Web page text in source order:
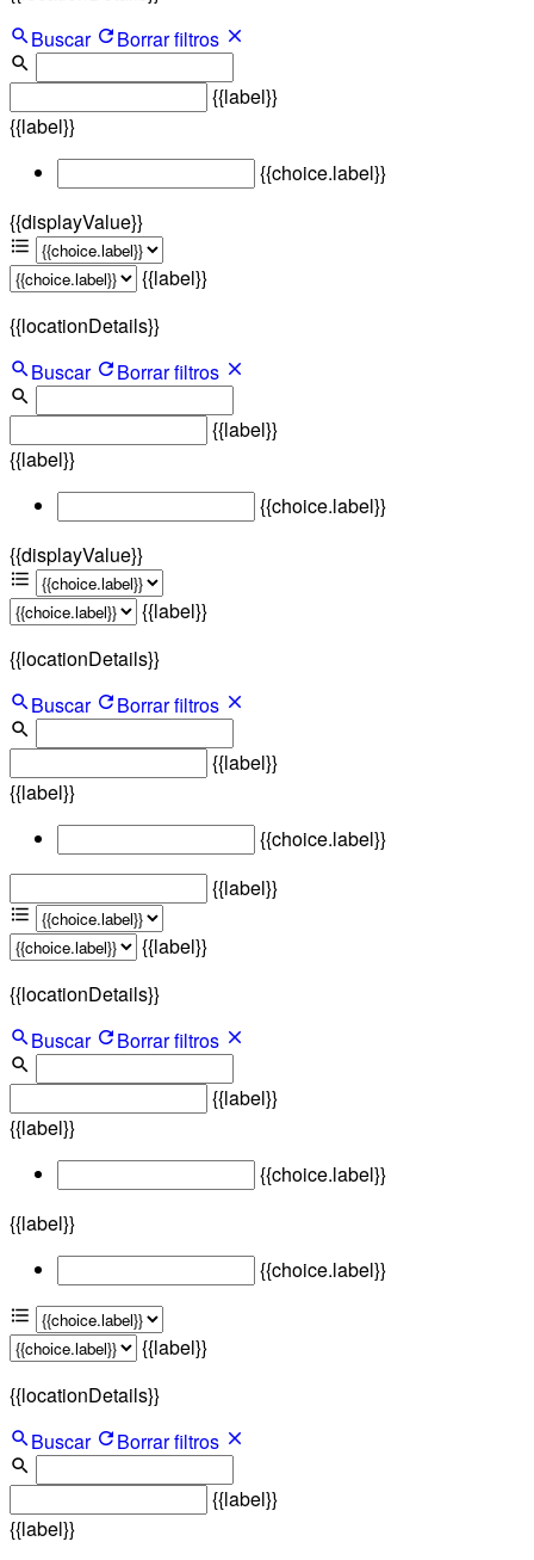
Buscar
Borrar filtros
{{label}}
{{label}}
{{choice.label}}
{{displayValue}}
{{label}}
{{locationDetails}}
Buscar
Borrar filtros
{{label}}
{{label}}
{{choice.label}}
{{displayValue}}
{{label}}
{{locationDetails}}
Buscar
Borrar filtros
{{label}}
{{label}}
{{choice.label}}
{{label}}
{{label}}
{{locationDetails}}
Buscar
Borrar filtros
{{label}}
{{label}}
{{choice.label}}
{{label}}
{{choice.label}}
{{label}}
{{locationDetails}}
Buscar
Borrar filtros
{{label}}
{{label}}